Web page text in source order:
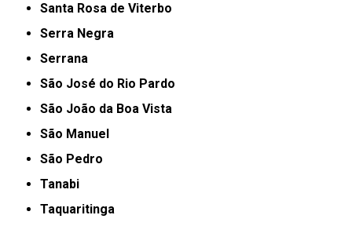
Santa Rosa de Viterbo
Serra Negra
Serrana
São José do Rio Pardo
São João da Boa Vista
São Manuel
São Pedro
Tanabi
Taquaritinga